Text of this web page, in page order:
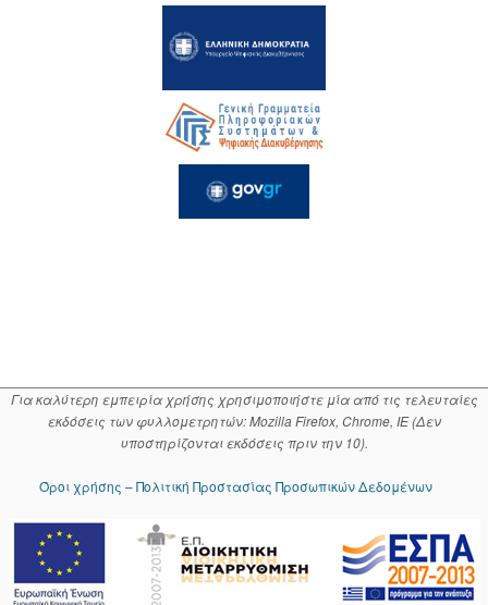
Για καλύτερη εμπειρία χρήσης χρησιμοποιήστε μία από τις τελευταίες
εκδόσεις των φυλλομετρητών: Mozilla Firefox, Chrome, IE (Δεν
υποστηρίζονται εκδόσεις πριν την 10).
Όροι χρήσης – Πολιτική Προστασίας Προσωπικών Δεδομένων